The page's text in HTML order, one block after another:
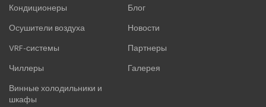
Кондиционеры
Осушители воздуха
VRF-системы
Чиллеры
Винные холодильники и
шкафы
Блог
Новости
Партнеры
Галерея